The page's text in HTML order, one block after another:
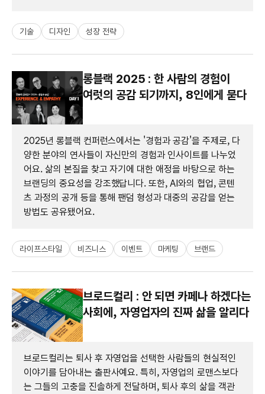
기술 디자인 성장 전략
롱블랙 2025 : 한 사람의 경험이
여럿의 공감 되기까지, 8인에게 묻다
2025년 롱블랙 컨퍼런스에서는 '경험과 공감'을 주제로, 다
양한 분야의 연사들이 자신만의 경험과 인사이트를 나누었
어요. 삶의 본질을 찾고 자기에 대한 애정을 바탕으로 하는
브랜딩의 중요성을 강조했답니다. 또한, AI와의 협업, 콘텐
츠 과정의 공개 등을 통해 팬덤 형성과 대중의 공감을 얻는
방법도 공유됐어요.
라이프스타일 비즈니스 이벤트 마케팅 브랜드
브로드컬리 : 안 되면 카페나 하겠다는
사회에, 자영업자의 진짜 삶을 알리다
브로드컬리는 퇴사 후 자영업을 선택한 사람들의 현실적인
이야기를 담아내는 출판사예요. 특히, 자영업의 로맨스보다
는 그들의 고충을 진솔하게 전달하며, 퇴사 후의 삶을 객관